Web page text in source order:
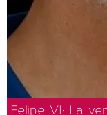
Felipe VI: La